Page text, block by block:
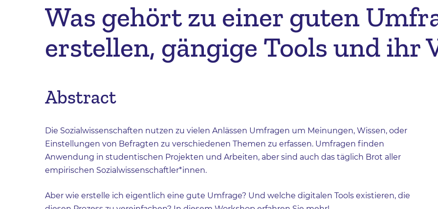
Was gehört zu einer guten
erstellen, gängige Tools und ihr
Abstract
Die Sozialwissenschaften nutzen zu vielen Anlässen Umfragen um Meinungen, Wissen, oder
Einstellungen von Befragten zu verschiedenen Themen zu erfassen. Umfragen finden
Anwendung in studentischen Projekten und Arbeiten, aber sind auch das täglich Brot aller
empirischen Sozialwissenschaftler*innen.
Aber wie erstelle ich eigentlich eine gute Umfrage? Und welche digitalen Tools existieren, die